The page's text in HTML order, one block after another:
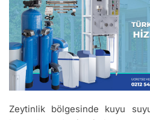
Zeytinlik bölgesinde kuyu